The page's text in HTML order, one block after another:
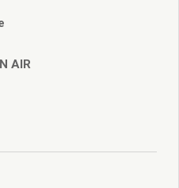
municipal
AIR